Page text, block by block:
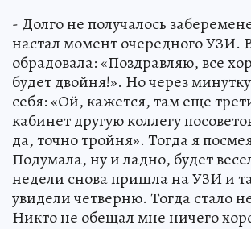
- Долго не получалось
настал момент очередного УЗИ.
обрадовала: «Поздравляю, все
будет двойня!». Но через
себя: «Ой, кажется, там еще
кабинет другую коллегу
да, точно тройня». Тогда я
Подумала, ну и ладно, будет
недели снова пришла на УЗИ и
увидели четверню. Тогда стало
Никто не обещал мне ничего